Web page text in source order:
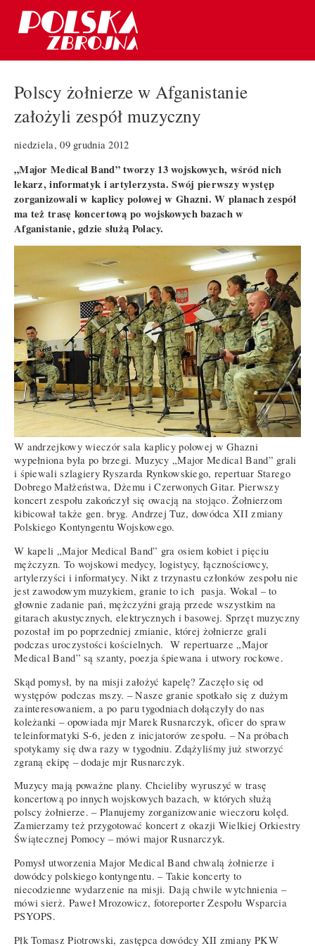
Polscy żołnierze w Afganistanie
założyli zespół muzyczny
niedziela, 09 grudnia 2012
„Major Medical Band” tworzy 13 wojskowych, wśród nich
lekarz, informatyk i artylerzysta. Swój pierwszy występ
zorganizowali w kaplicy polowej w Ghazni. W planach zespół
ma też trasę koncertową po wojskowych bazach w
Afganistanie, gdzie służą Polacy.
W andrzejkowy wieczór sala kaplicy polowej w Ghazni
wypełniona była po brzegi. Muzycy „Major Medical Band” grali
i śpiewali szlagiery Ryszarda Rynkowskiego, repertuar Starego
Dobrego Małżeństwa, Dżemu i Czerwonych Gitar. Pierwszy
koncert zespołu zakończył się owacją na stojąco. Żołnierzom
kibicował także gen. bryg. Andrzej Tuz, dowódca XII zmiany
Polskiego Kontyngentu Wojskowego.
W kapeli „Major Medical Band” gra osiem kobiet i pięciu
mężczyzn. To wojskowi medycy, logistycy, łącznościowcy,
artylerzyści i informatycy. Nikt z trzynastu członków zespołu nie
jest zawodowym muzykiem, granie to ich pasja. Wokal – to
głownie zadanie pań, mężczyźni grają przede wszystkim na
gitarach akustycznych, elektrycznych i basowej. Sprzęt muzyczny
pozostał im po poprzedniej zmianie, której żołnierze grali
podczas uroczystości kościelnych. W repertuarze „Major
Medical Band” są szanty, poezja śpiewana i utwory rockowe.
Skąd pomysł, by na misji założyć kapelę? Zaczęło się od
występów podczas mszy. – Nasze granie spotkało się z dużym
zainteresowaniem, a po paru tygodniach dołączyły do nas
koleżanki – opowiada mjr Marek Rusnarczyk, oficer do spraw
teleinformatyki S-6, jeden z inicjatorów zespołu. – Na próbach
spotykamy się dwa razy w tygodniu. Zdążyliśmy już stworzyć
zgraną ekipę – dodaje mjr Rusnarczyk.
Muzycy mają poważne plany. Chcieliby wyruszyć w trasę
koncertową po innych wojskowych bazach, w których służą
polscy żołnierze. – Planujemy zorganizowanie wieczoru kolęd.
Zamierzamy też przygotować koncert z okazji Wielkiej Orkiestry
Świątecznej Pomocy – mówi major Rusnarczyk.
Pomysł utworzenia Major Medical Band chwalą żołnierze i
dowódcy polskiego kontyngentu. – Takie koncerty to
niecodzienne wydarzenie na misji. Dają chwile wytchnienia –
mówi sierż. Paweł Mrozowicz, fotoreporter Zespołu Wsparcia
PSYOPS.
Płk Tomasz Piotrowski, zastępca dowódcy XII zmiany PKW